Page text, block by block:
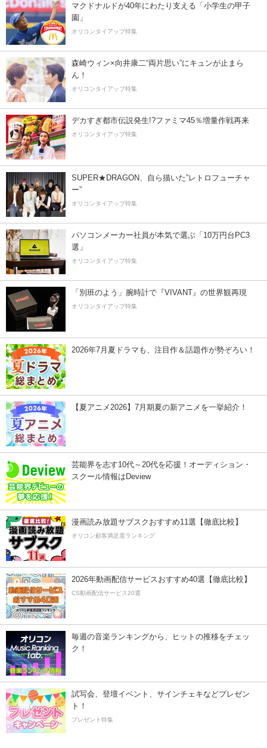
マクドナルドが40年にわたり支える「小学生の甲子
園」
オリコンタイアップ特集
森崎ウィン×向井康二“両片思い”にキュンが止まら
ん！
オリコンタイアップ特集
デカすぎ都市伝説発生!?ファミマ45％増量作戦再来
オリコンタイアップ特集
SUPER★DRAGON、自ら描いた”レトロフューチャ
ー”
オリコンタイアップ特集
パソコンメーカー社員が本気で選ぶ「10万円台PC3
選」
オリコンタイアップ特集
「別班のよう」腕時計で『VIVANT』の世界観再現
オリコンタイアップ特集
2026年7月夏ドラマも、注目作＆話題作が勢ぞろい！
【夏アニメ2026】7月期夏の新アニメを一挙紹介！
芸能界を志す10代～20代を応援！オーディション・
スクール情報はDeview
漫画読み放題サブスクおすすめ11選【徹底比較】
オリコン顧客満足度ランキング
2026年動画配信サービスおすすめ40選【徹底比較】
CS動画配信サービス20選
毎週の音楽ランキングから、ヒットの推移をチェッ
ク！
試写会、登壇イベント、サインチェキなどプレゼン
ト！
プレゼント特集